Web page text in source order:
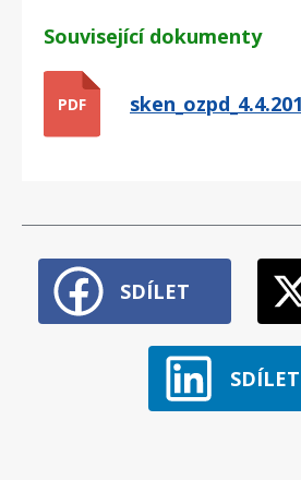
Související dokumenty
PDF
SDÍLET
SDÍLET